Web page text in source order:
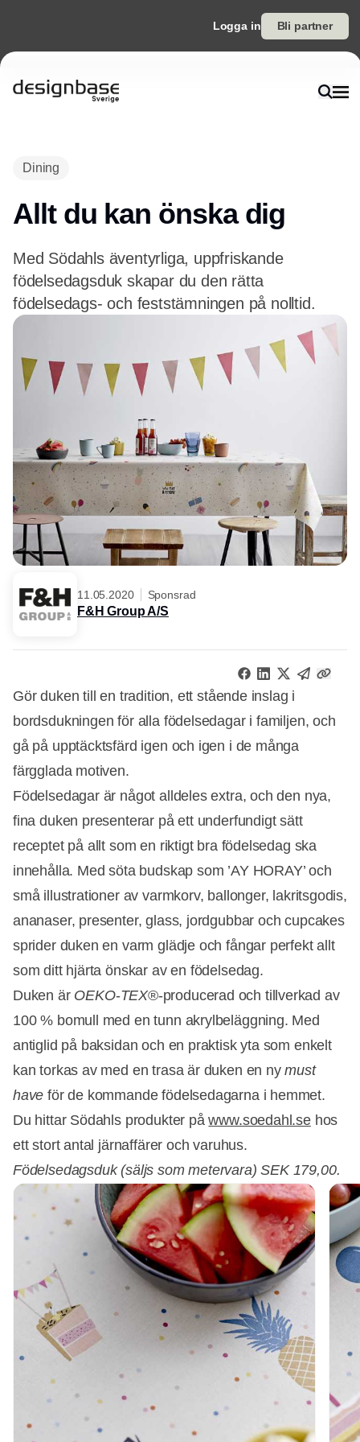
Logga in Bli partner
Dining
Allt du kan önska dig
Med Södahls äventyrliga, uppfriskande
födelsedagsduk skapar du den rätta
födelsedags- och feststämningen på nolltid.
11.05.2020 Sponsrad
F&H Group A/S
Gör duken till en tradition, ett stående inslag i
bordsdukningen för alla födelsedagar i familjen, och
gå på upptäcktsfärd igen och igen i de många
färgglada motiven.
Födelsedagar är något alldeles extra, och den nya,
fina duken presenterar på ett underfundigt sätt
receptet på allt som en riktigt bra födelsedag ska
innehålla. Med söta budskap som ’AY HORAY’ och
små illustrationer av varmkorv, ballonger, lakritsgodis,
ananaser, presenter, glass, jordgubbar och cupcakes
sprider duken en varm glädje och fångar perfekt allt
som ditt hjärta önskar av en födelsedag.
Duken är OEKO-TEX®-producerad och tillverkad av
100 % bomull med en tunn akrylbeläggning. Med
antiglid på baksidan och en praktisk yta som enkelt
kan torkas av med en trasa är duken en nymust
haveför de kommande födelsedagarna i hemmet.
Du hittar Södahls produkter påwww.soedahl.sehos
ett stort antal järnaffärer och varuhus.
Födelsedagsduk (säljs som metervara) SEK 179,00.